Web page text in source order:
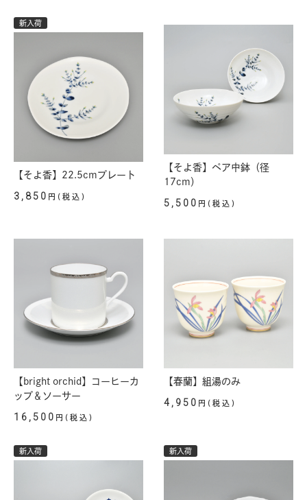
新入荷
【そよ香】22.5cmプレート
3,850 円(税込)
【そよ香】ペア中鉢（径
17cm）
5,500 円(税込)
【bright orchid】コーヒーカ
ップ＆ソーサー
16,500 円(税込)
【春蘭】組湯のみ
4,950 円(税込)
新入荷 新入荷